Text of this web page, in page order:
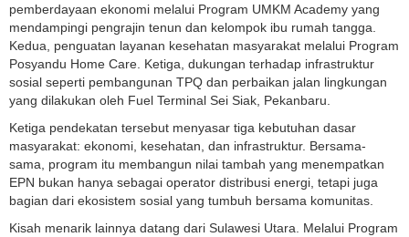
pemberdayaan ekonomi melalui Program UMKM Academy yang
mendampingi pengrajin tenun dan kelompok ibu rumah tangga.
Kedua, penguatan layanan kesehatan masyarakat melalui Program
Posyandu Home Care. Ketiga, dukungan terhadap infrastruktur
sosial seperti pembangunan TPQ dan perbaikan jalan lingkungan
yang dilakukan oleh Fuel Terminal Sei Siak, Pekanbaru.
Ketiga pendekatan tersebut menyasar tiga kebutuhan dasar
masyarakat: ekonomi, kesehatan, dan infrastruktur. Bersama-
sama, program itu membangun nilai tambah yang menempatkan
EPN bukan hanya sebagai operator distribusi energi, tetapi juga
bagian dari ekosistem sosial yang tumbuh bersama komunitas.
Kisah menarik lainnya datang dari Sulawesi Utara. Melalui Program